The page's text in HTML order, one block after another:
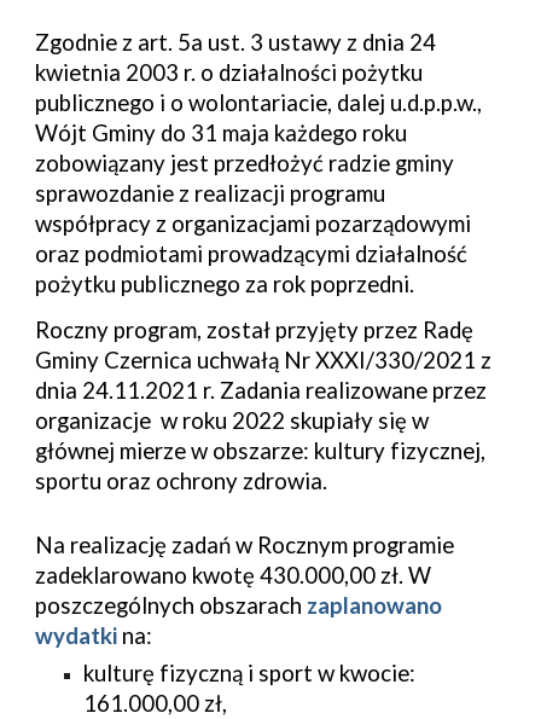
Zgodnie z art. 5a ust. 3 ustawy z dnia 24
kwietnia 2003 r. o działalności pożytku
publicznego i o wolontariacie, dalej u.d.p.p.w.,
Wójt Gminy do 31 maja każdego roku
zobowiązany jest przedłożyć radzie gminy
sprawozdanie z realizacji programu
współpracy z organizacjami pozarządowymi
oraz podmiotami prowadzącymi działalność
pożytku publicznego za rok poprzedni.
Roczny program, został przyjęty przez Radę
Gminy Czernica uchwałą Nr XXXI/330/2021 z
dnia 24.11.2021 r. Zadania realizowane przez
organizacje w roku 2022 skupiały się w
głównej mierze w obszarze: kultury fizycznej,
sportu oraz ochrony zdrowia.
Na realizację zadań w Rocznym programie
zadeklarowano kwotę430.000,00 zł.W
poszczególnych obszarach zaplanowano
wydatki na:
kulturę fizyczną i sport w kwocie:
161.000,00 zł,